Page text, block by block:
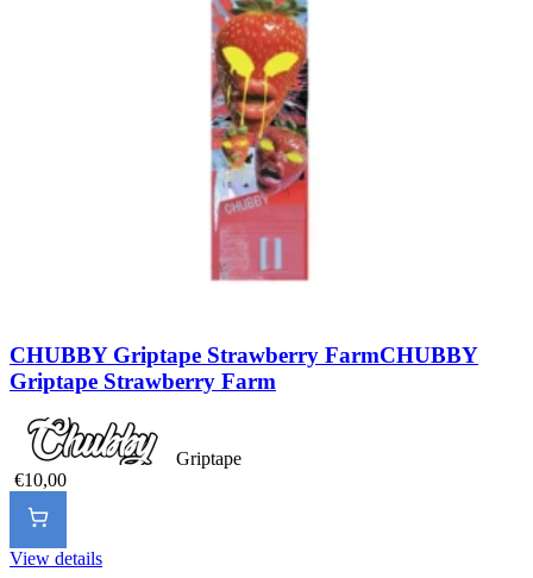
CHUBBY Griptape Strawberry FarmCHUBBY
Griptape Strawberry Farm
Griptape
€10,00
View details